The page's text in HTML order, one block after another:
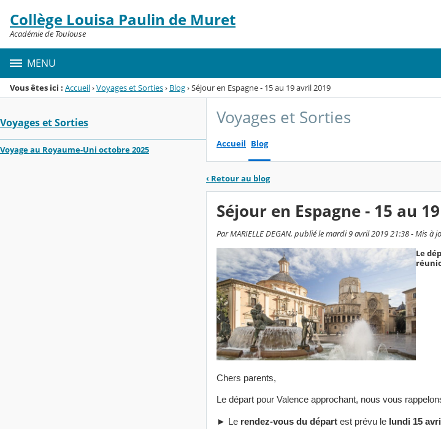
Menu de la rubrique
Contenu
Collège Louisa Paulin de Muret
Académie de Toulouse
MENU
Vous êtes ici : Accueil›Voyages et Sorties› Blog›Séjour en Espagne - 15 au 19 avril 2019
Voyages et Sorties
Voyage au Royaume-Uni octobre 2025
Voyages et Sorties
Accueil Blog
‹ Retour au blog
Séjour en Espagne - 15 au
Par MARIELLE DEGAN, publié le mardi 9 avril 2019 21:38 - Mis à
Le
Chers parents,
Le départ pour Valence approchant, nous vous
► Le rendez-vous du départ est prévu le lundi 15